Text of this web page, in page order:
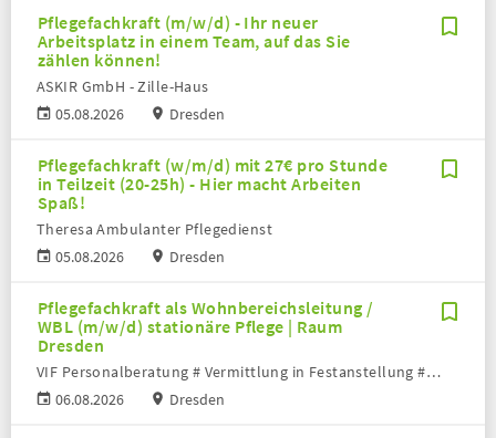
Pflegefachkraft (m/w/d) - Ihr neuer
Arbeitsplatz in einem Team, auf das Sie
zählen können!
05.08.2026
ASKIR GmbH - Zille-Haus
Dresden
Pflegefachkraft (w/m/d) mit 27€ pro Stunde
in Teilzeit (20-25h) - Hier macht Arbeiten
Spaß!
05.08.2026
Theresa Ambulanter Pflegedienst
Dresden
Pflegefachkraft als Wohnbereichsleitung /
WBL (m/w/d) stationäre Pflege | Raum
Dresden
06.08.2026
VIF Personalberatung # Vermittlung in Festanstellung # Volker Bronheim
Dresden